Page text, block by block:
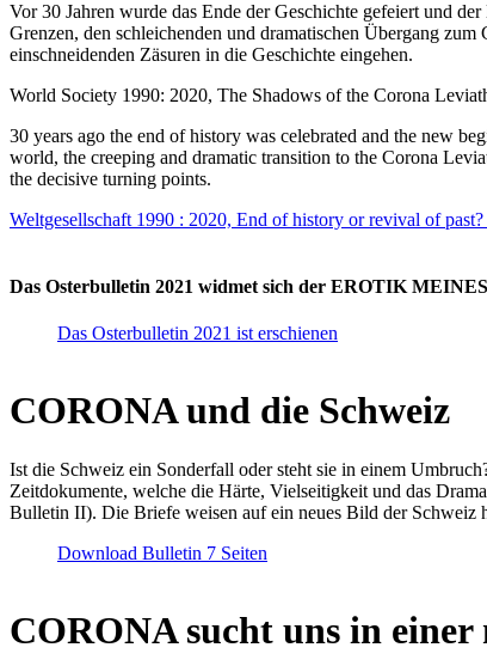
Vor 30 Jahren wurde das Ende der Geschichte gefeiert und
Grenzen, den schleichenden und dramatischen Übergang
einschneidenden Zäsuren in die Geschichte eingehen.
World Society 1990: 2020, The Shadows of the Corona
30 years ago the end of history was celebrated and the new
world, the creeping and dramatic transition to the Corona
the decisive turning points.
Weltgesellschaft 1990 : 2020, End of history or revival of
Das Osterbulletin 2021 widmet sich der EROTIK
Das Osterbulletin 2021 ist erschienen
CORONA und die Schweiz
Ist die Schweiz ein Sonderfall oder steht sie in einem
Zeitdokumente, welche die Härte, Vielseitigkeit und das
Bulletin II). Die Briefe weisen auf ein neues Bild der Schweiz
Download Bulletin 7 Seiten
CORONA sucht uns in einer